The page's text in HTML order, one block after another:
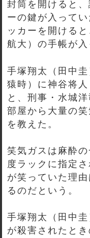
封筒を開けると
ーの鍵が入って
ッカーを開ける
航大）の手帳が入
手塚翔太（田中
猿時）に神谷将
と、刑事・水城
部屋から大量の
を教えた。
笑気ガスは麻酔
度ラックに指定
が笑っていた理
るのだという。
手塚翔太（田中
が殺害されたと